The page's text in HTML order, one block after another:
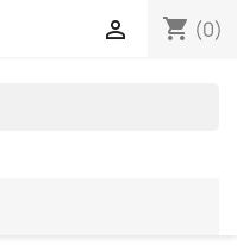
shopping_cart (0)
